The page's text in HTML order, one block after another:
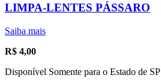
LIMPA-LENTES PÁSSARO
Saiba mais
R$ 4,00
Disponível Somente para o Estado de SP